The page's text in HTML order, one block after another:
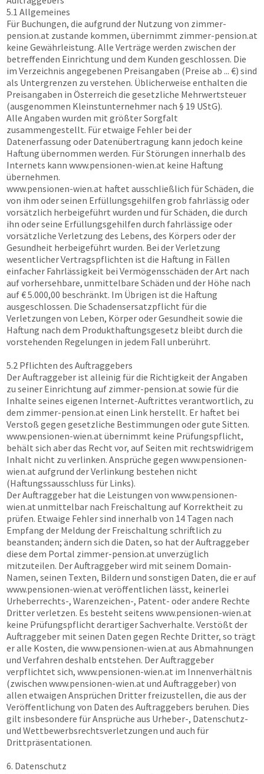
5.1 Allgemeines
Für Buchungen, die aufgrund der Nutzung von zimmer-
pension.at zustande kommen, übernimmt zimmer-pension.at
keine Gewährleistung. Alle Verträge werden zwischen der
betreffenden Einrichtung und dem Kunden geschlossen. Die
im Verzeichnis angegebenen Preisangaben (Preise ab ... €) sind
als Untergrenzen zu verstehen. Üblicherweise enthalten die
Preisangaben in Österreich die gesetzliche Mehrwertsteuer
(ausgenommen Kleinstunternehmer nach § 19 UStG).
Alle Angaben wurden mit größter Sorgfalt
zusammengestellt. Für etwaige Fehler bei der
Datenerfassung oder Datenübertragung kann jedoch keine
Haftung übernommen werden. Für Störungen innerhalb des
Internets kann www.pensionen-wien.at keine Haftung
übernehmen.
www.pensionen-wien.at haftet ausschließlich für Schäden, die
von ihm oder seinen Erfüllungsgehilfen grob fahrlässig oder
vorsätzlich herbeigeführt wurden und für Schäden, die durch
ihn oder seine Erfüllungsgehilfen durch fahrlässige oder
vorsätzliche Verletzung des Lebens, des Körpers oder der
Gesundheit herbeigeführt wurden. Bei der Verletzung
wesentlicher Vertragspflichten ist die Haftung in Fällen
einfacher Fahrlässigkeit bei Vermögensschäden der Art nach
auf vorhersehbare, unmittelbare Schäden und der Höhe nach
auf € 5.000,00 beschränkt. Im Übrigen ist die Haftung
ausgeschlossen. Die Schadensersatzpflicht für die
Verletzungen von Leben, Körper oder Gesundheit sowie die
Haftung nach dem Produkthaftungsgesetz bleibt durch die
vorstehenden Regelungen in jedem Fall unberührt.
5.2 Pflichten des Auftraggebers
Der Auftraggeber ist alleinig für die Richtigkeit der Angaben
zu seiner Einrichtung auf zimmer-pension.at sowie für die
Inhalte seines eigenen Internet-Auftrittes verantwortlich, zu
dem zimmer-pension.at einen Link herstellt. Er haftet bei
Verstoß gegen gesetzliche Bestimmungen oder gute Sitten.
www.pensionen-wien.at übernimmt keine Prüfungspflicht,
behält sich aber das Recht vor, auf Seiten mit rechtswidrigem
Inhalt nicht zu verlinken. Ansprüche gegen www.pensionen-
wien.at aufgrund der Verlinkung bestehen nicht
(Haftungssausschluss für Links).
Der Auftraggeber hat die Leistungen von www.pensionen-
wien.at unmittelbar nach Freischaltung auf Korrektheit zu
prüfen. Etwaige Fehler sind innerhalb von 14 Tagen nach
Empfang der Meldung der Freischaltung schriftlich zu
beanstanden; ändern sich die Daten, so hat der Auftraggeber
diese dem Portal zimmer-pension.at unverzüglich
mitzuteilen. Der Auftraggeber wird mit seinem Domain-
Namen, seinen Texten, Bildern und sonstigen Daten, die er auf
www.pensionen-wien.at veröffentlichen lässt, keinerlei
Urheberrechts-, Warenzeichen-, Patent- oder andere Rechte
Dritter verletzen. Es besteht seitens www.pensionen-wien.at
keine Prüfungspflicht derartiger Sachverhalte. Verstößt der
Auftraggeber mit seinen Daten gegen Rechte Dritter, so trägt
er alle Kosten, die www.pensionen-wien.at aus Abmahnungen
und Verfahren deshalb entstehen. Der Auftraggeber
verpflichtet sich, www.pensionen-wien.at im Innenverhältnis
(zwischen www.pensionen-wien.at und Auftraggeber) von
allen etwaigen Ansprüchen Dritter freizustellen, die aus der
Veröffentlichung von Daten des Auftraggebers beruhen. Dies
gilt insbesondere für Ansprüche aus Urheber-, Datenschutz-
und Wettbewerbsrechtsverletzungen und auch für
Drittpräsentationen.
6. Datenschutz